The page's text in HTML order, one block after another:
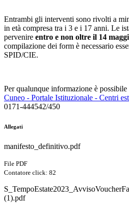
Entrambi gli interventi sono rivolti a
in età compresa tra i 3 e i 17 anni. Le
pervenire entro e non oltre il 14
compilazione dei form è necessario
SPID/CIE.
Per qualunque informazione è
Cuneo - Portale Istituzionale - Centri
0171-444542/450
Allegati
manifesto_definitivo.pdf
File PDF
Contatore click: 82
(1).pdf